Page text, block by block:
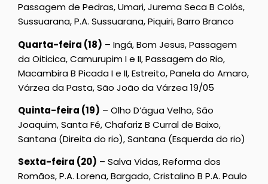
Passagem de Pedras, Umari, Jurema Seca B Colós,
Sussuarana, P.A. Sussuarana, Piquiri, Barro Branco
Quarta-feira (18) – Ingá, Bom Jesus, Passagem
da Oiticica, Camurupim I e II, Passagem do Rio,
Macambira B Picada I e II, Estreito, Panela do Amaro,
Várzea da Pasta, São João da Várzea 19/05
Quinta-feira (19) – Olho D’água Velho, São
Joaquim, Santa Fé, Chafariz B Curral de Baixo,
Santana (Direita do rio), Santana (Esquerda do rio)
Sexta-feira (20) – Salva Vidas, Reforma dos
Romãos, P.A. Lorena, Bargado, Cristalino B P.A. Paulo